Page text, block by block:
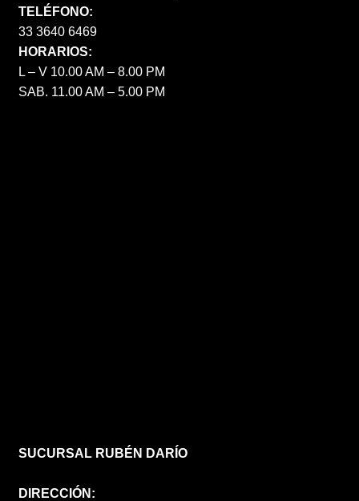
TELÉFONO:
33 3640 6469
HORARIOS:
L – V 10.00 AM – 8.00 PM
SAB. 11.00 AM – 5.00 PM
SUCURSAL RUBÉN DARÍO
DIRECCIÓN: